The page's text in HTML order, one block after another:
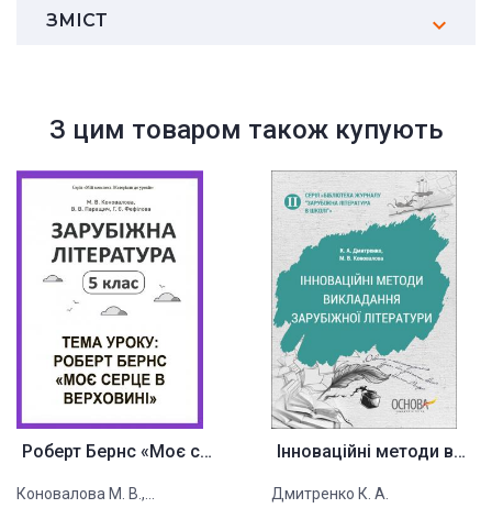
ЗМІСТ
З цим товаром також купують
Роберт Бернс «Моє серце в верх...
Коновалова М. В.,...
Інноваційні методи викладання ...
Дмитренко К. А.